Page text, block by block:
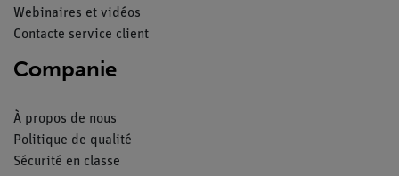
Webinaires et vidéos
Contacte service client
Companie
À propos de nous
Politique de qualité
Sécurité en classe